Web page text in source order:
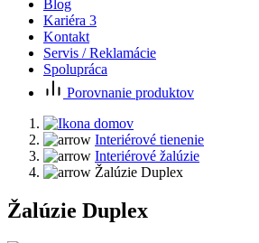
Blog
Kariéra 3
Kontakt
Servis / Reklamácie
Spolupráca
Porovnanie produktov
Interiérové tienenie
Interiérové žalúzie
Žalúzie Duplex
Žalúzie Duplex